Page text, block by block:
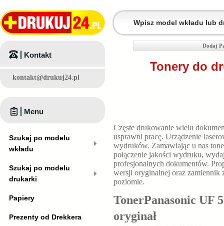
Dodaj
Tonery do
Częste drukowanie wielu
usprawni pracę. Urządzenie
wydruków. Zamawiając u nas
połączenie jakości wydruku,
profesjonalnych dokumentów.
wersji oryginalnej oraz zamiennik
poziomie.
TonerPanasonic UF
oryginał
Kontakt
kontakt@drukuj24.pl
Menu
Szukaj po modelu
wkładu
Szukaj po modelu
drukarki
Papiery
Prezenty od Drekkera